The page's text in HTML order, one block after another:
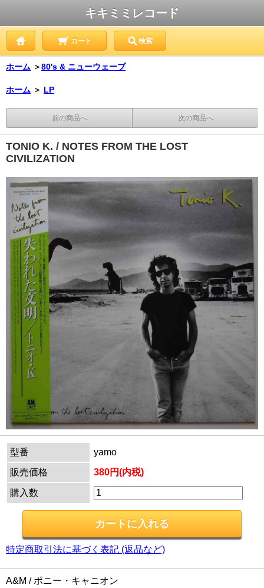
キキミミレコード
カート 検索
ホーム ＞80's & ニューウェーブ
ホーム ＞ LP
前の商品へ 次の商品へ
TONIO K. / NOTES FROM THE LOST
CIVILIZATION
型番
yamo
販売価格
380円(内税)
購入数
特定商取引法に基づく表記 (返品など)
A&M / ポニー・キャニオン